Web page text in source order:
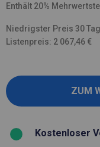
Enthält 20%
Niedrigster Preis 30
Listenpreis: 2 067,46 €
Kostenloser